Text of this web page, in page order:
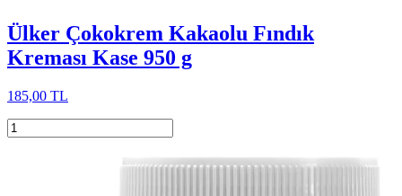
Ülker Çokokrem Kakaolu Fındık
Kreması Kase 950 g
185,00 TL